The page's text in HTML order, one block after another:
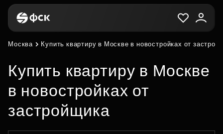
Москва Купить квартиру в Москве в новостройках от
Купить квартиру в Москве
в новостройках от
застройщика